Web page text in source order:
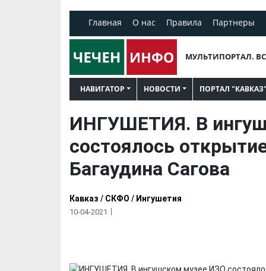
Главная О нас Правила Партнеры
МУЛЬТИПОРТАЛ.
НАВИГАТОР НОВОСТИ ПОРТАЛ "КАВКАЗ"
ИНГУШЕТИЯ. В
состоялось
Багаудина Сагова
Кавказ / СКФО / Ингушетия
10-04-2021